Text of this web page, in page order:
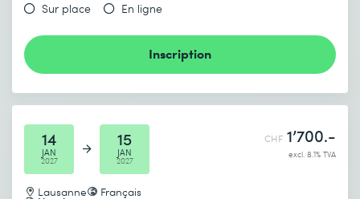
Sur place En ligne
Inscription
14
JAN
2027
15
JAN
2027
Lausanne Français
CHF 1’700.-
excl. 8.1% TVA